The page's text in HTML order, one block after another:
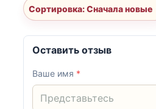
Сортировка: Сначала новые
Оставить отзыв
Ваше имя *